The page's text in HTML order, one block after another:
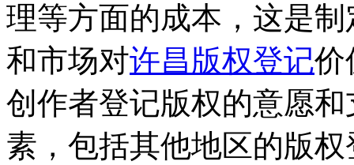
理等方面的成本，这是
和市场对许昌版权登记价
创作者登记版权的意愿
素，包括其他地区的版